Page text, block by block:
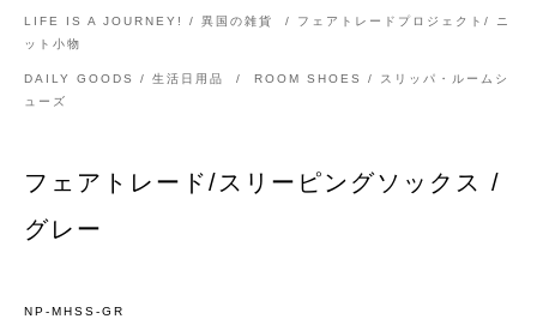
LIFE IS A JOURNEY! / 異国の雑貨 /
フェアトレードプロジェクト/ ニ
ット小物
DAILY GOODS / 生活日用品 /
ROOM SHOES / スリッパ・ルームシ
ューズ
フェアトレード/スリーピングソックス /
グレー
NP-MHSS-GR